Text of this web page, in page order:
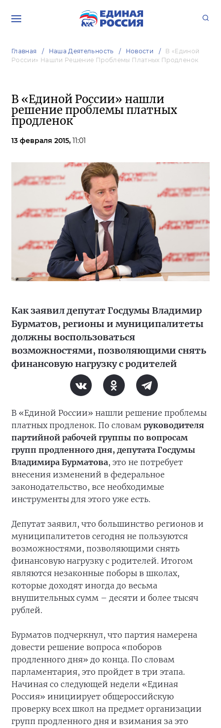
Главная Наша Деятельность Новости
В «Единой
России» Нашли Решение Проблемы Платных Продленок
В «Единой России» нашли
решение проблемы платных
продленок
13 февраля 2015, 11:01
Как заявил депутат Госдумы Владимир
Бурматов, регионы и муниципалитеты
должны воспользоваться
возможностями, позволяющими снять
финансовую нагрузку с родителей
В «Единой России» нашли решение проблемы
платных продленок. По словам руководителя
партийной рабочей группы по вопросам
групп продленного дня, депутата Госдумы
Владимира Бурматова, это не потребует
внесения изменений в федеральное
законодательство, все необходимые
инструменты для этого уже есть.
Депутат заявил, что большинство регионов и
муниципалитетов сегодня не пользуются
возможностями, позволяющими снять
финансовую нагрузку с родителей. Итогом
являются незаконные поборы в школах,
которые доходят иногда до весьма
внушительных сумм – десяти и более тысяч
рублей.
Бурматов подчеркнул, что партия намерена
довести решение вопроса «поборов
продленного дня» до конца. По словам
парламентария, это пройдет в три этапа.
Начиная со следующей недели «Единая
Россия» инициирует общероссийскую
проверку всех школ на предмет организации
групп продленного дня и взимания за это